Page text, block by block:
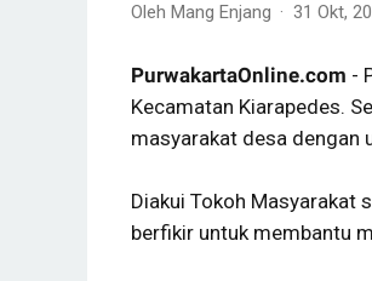
Oleh Mang Enjang 31 Okt,
PurwakartaOnline.com -
Kecamatan Kiarapedes.
masyarakat desa dengan
Diakui Tokoh Masyarakat
berfikir untuk membantu